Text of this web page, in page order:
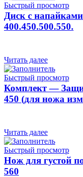
Быстрый просмотр
Диск с
400.450.500.550.
Читать далее
Быстрый просмотр
Комплект —
450 (для ножа
Читать далее
Быстрый просмотр
Нож для густой
560